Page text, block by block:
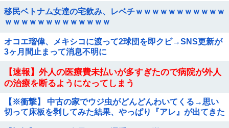
移民ベトナム女達の宅飲み、レベチｗｗｗｗｗｗｗｗｗｗｗ
ｗｗｗｗｗｗｗｗｗｗｗｗｗ
オコエ瑠偉、メキシコに渡って2球団を即クビ→SNS更新が
3ヶ月間止まって消息不明に
【速報】外人の医療費未払いが多すぎたので病院が外人
の治療を断るようになってしまう
【※衝撃】 中古の家でウジ虫がどんどんわいてくる→思い
切って床板を剥してみた結果、やっぱり『アレ』が出てきた